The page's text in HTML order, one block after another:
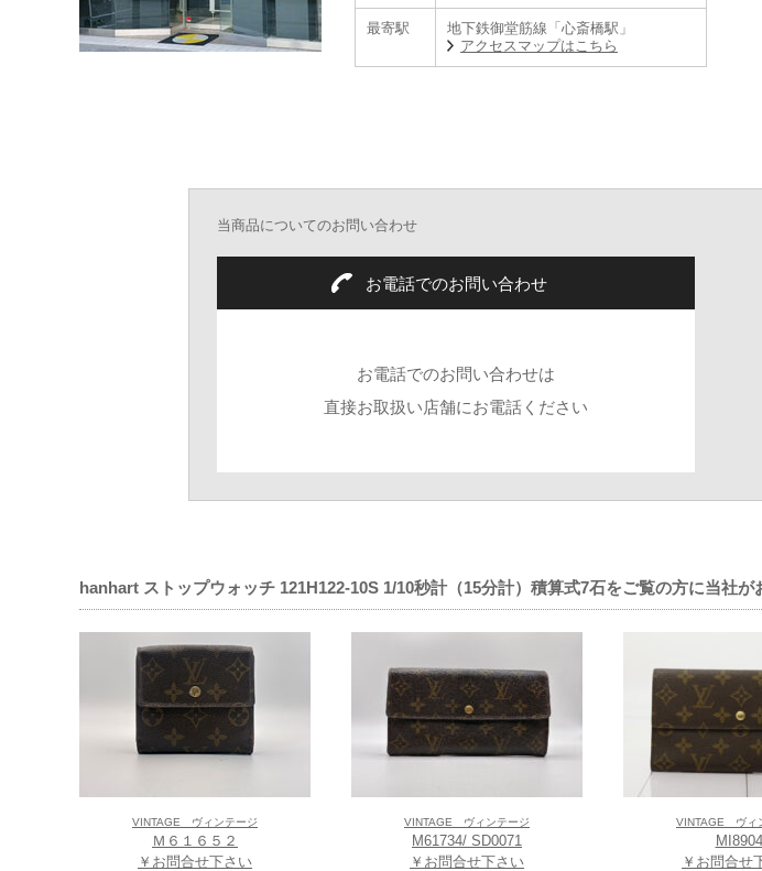
最寄駅
地下鉄御堂筋線「心斎橋駅」
アクセスマップはこちら
当商品についてのお問い合わせ
お電話でのお問い合わせ
お電話でのお問い合わせは
直接お取扱い店舗にお電話ください
hanhart ストップウォッチ 121H122-10S 1/10秒計（15分計）積算式7石をご覧の方に当社が
VINTAGE ヴィンテージ
Ｍ６１６５２
￥お問合せ下さい
VINTAGE ヴィンテージ
M61734/ SD0071
￥お問合せ下さい
VINTAGE ヴィ
MI8904
￥お問合せ